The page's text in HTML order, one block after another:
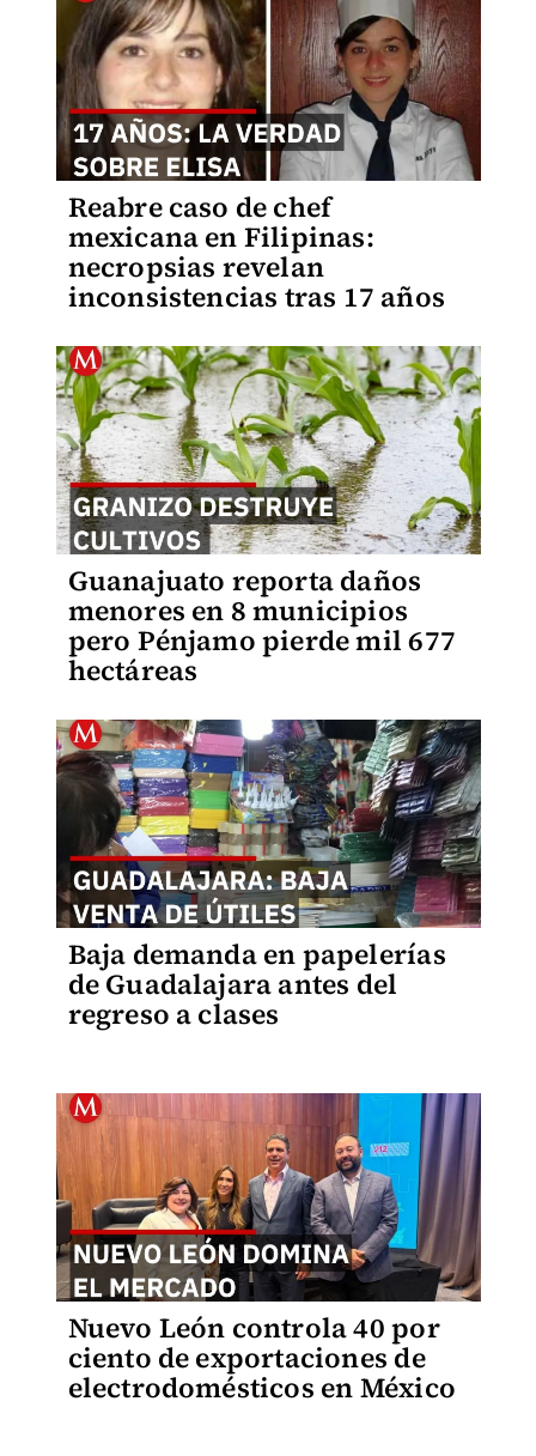
Reabre caso de chef
mexicana en Filipinas:
necropsias revelan
inconsistencias tras 17 años
Guanajuato reporta daños
menores en 8 municipios
pero Pénjamo pierde mil 677
hectáreas
Baja demanda en papelerías
de Guadalajara antes del
regreso a clases
Nuevo León controla 40 por
ciento de exportaciones de
electrodomésticos en México